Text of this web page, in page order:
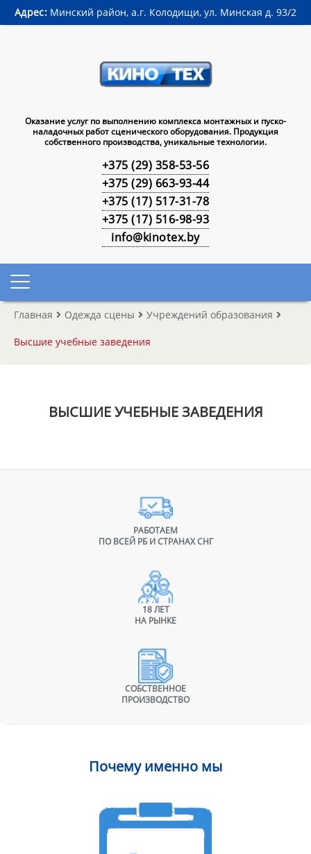
Адрес:Минский район, а.г. Колодищи, ул. Минская д. 93/2
Оказание услуг по выполнению комплекса монтажных и пуско-
наладочных работ сценического оборудования. Продукция
собственного производства, уникальные технологии.
+375 (29) 358-53-56
+375 (29) 663-93-44
+375 (17) 517-31-78
+375 (17) 516-98-93
info@kinotex.by
Главная Одежда сцены Учреждений образования
Высшие учебные заведения
ВЫСШИЕ УЧЕБНЫЕ ЗАВЕДЕНИЯ
РАБОТАЕМ
ПО ВСЕЙ РБ И СТРАНАХ СНГ
18 ЛЕТ
НА РЫНКЕ
СОБСТВЕННОЕ
ПРОИЗВОДСТВО
Почему именно мы